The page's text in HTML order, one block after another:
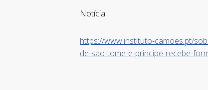
Notícia:
https://www.instituto-camoes.pt/
de-sao-tome-e-principe-recebe-